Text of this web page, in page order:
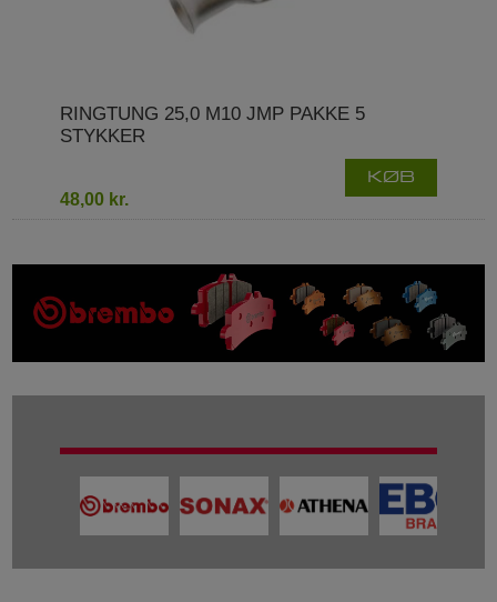
RINGTUNG 25,0 M10 JMP PAKKE 5
STYKKER
48,00 kr.
KØB